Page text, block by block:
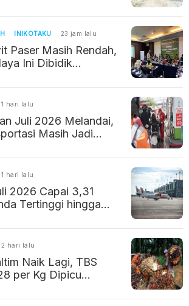
INIKOTAKU 23 jam lalu
Paser Masih Rendah,
Ini Dibidik
1 hari lalu
Juli 2026 Melandai,
Masih Jadi
1 hari lalu
2026 Capai 3,31
Tertinggi hingga
2 hari lalu
Naik Lagi, TBS
per Kg Dipicu